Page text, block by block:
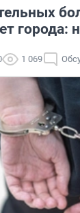
города:
1 069